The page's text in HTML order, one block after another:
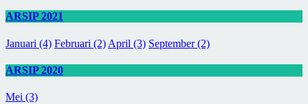
ARSIP 2021
Januari (4) Februari (2) April (3) September (2)
ARSIP 2020
Mei (3)